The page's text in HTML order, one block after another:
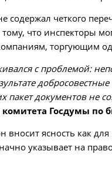
содержал четкого
что инспекторы
торгующим
с проблемой:
пакет документов не
комитета Госдумы
вносит ясность как
указывает на